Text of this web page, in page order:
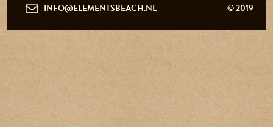
INFO@ELEMENTSBEACH.NL
© 2019